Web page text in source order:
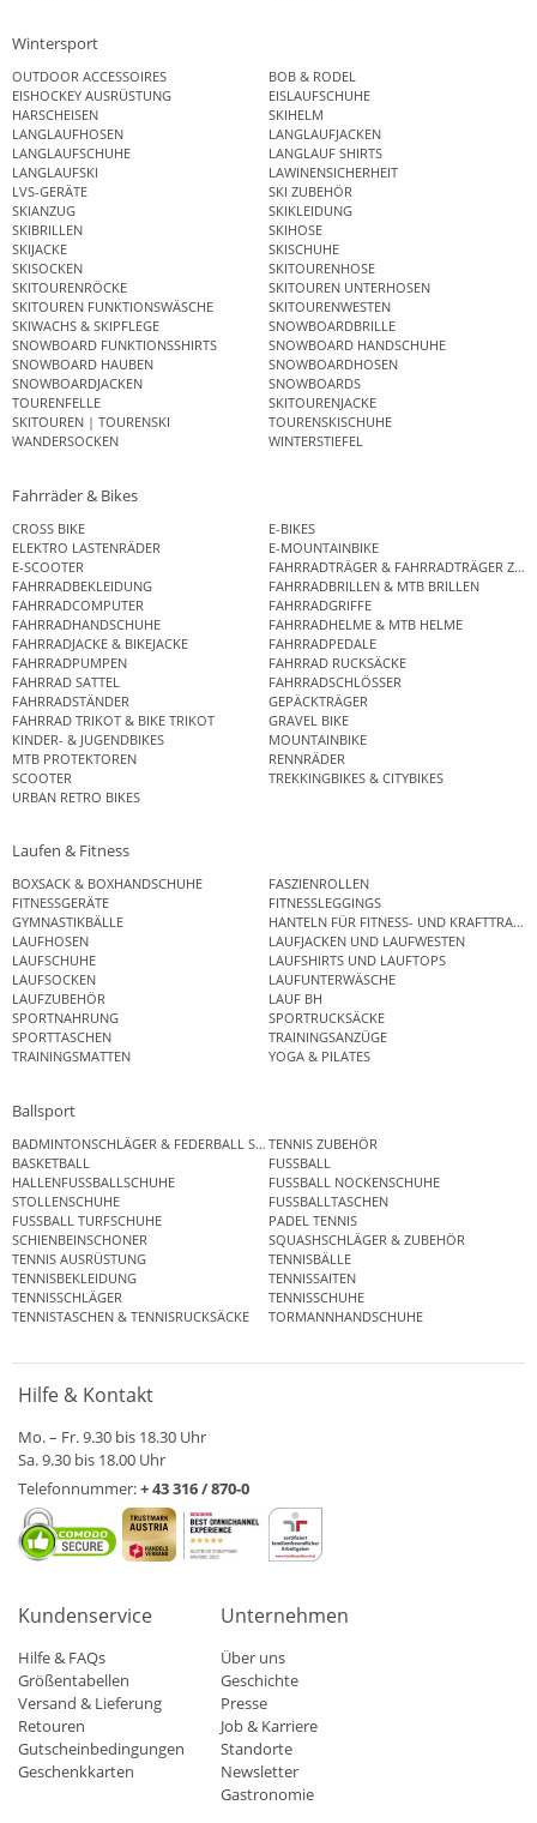
Wintersport
OUTDOOR ACCESSOIRES
BOB & RODEL
EISHOCKEY AUSRÜSTUNG
EISLAUFSCHUHE
HARSCHEISEN
SKIHELM
LANGLAUFHOSEN
LANGLAUFJACKEN
LANGLAUFSCHUHE
LANGLAUF SHIRTS
LANGLAUFSKI
LAWINENSICHERHEIT
LVS-GERÄTE
SKI ZUBEHÖR
SKIANZUG
SKIKLEIDUNG
SKIBRILLEN
SKIHOSE
SKIJACKE
SKISCHUHE
SKISOCKEN
SKITOURENHOSE
SKITOURENRÖCKE
SKITOUREN UNTERHOSEN
SKITOUREN FUNKTIONSWÄSCHE
SKITOURENWESTEN
SKIWACHS & SKIPFLEGE
SNOWBOARDBRILLE
SNOWBOARD FUNKTIONSSHIRTS
SNOWBOARD HANDSCHUHE
SNOWBOARD HAUBEN
SNOWBOARDHOSEN
SNOWBOARDJACKEN
SNOWBOARDS
TOURENFELLE
SKITOURENJACKE
SKITOUREN | TOURENSKI
TOURENSKISCHUHE
WANDERSOCKEN
WINTERSTIEFEL
Fahrräder & Bikes
CROSS BIKE
E-BIKES
ELEKTRO LASTENRÄDER
E-MOUNTAINBIKE
E-SCOOTER
FAHRRADTRÄGER & FAHRRADTRÄGER
FAHRRADBEKLEIDUNG
FAHRRADBRILLEN & MTB BRILLEN
FAHRRADCOMPUTER
FAHRRADGRIFFE
FAHRRADHANDSCHUHE
FAHRRADHELME & MTB HELME
FAHRRADJACKE & BIKEJACKE
FAHRRADPEDALE
FAHRRADPUMPEN
FAHRRAD RUCKSÄCKE
FAHRRAD SATTEL
FAHRRADSCHLÖSSER
FAHRRADSTÄNDER
GEPÄCKTRÄGER
FAHRRAD TRIKOT & BIKE TRIKOT
GRAVEL BIKE
KINDER- & JUGENDBIKES
MOUNTAINBIKE
MTB PROTEKTOREN
RENNRÄDER
SCOOTER
TREKKINGBIKES & CITYBIKES
URBAN RETRO BIKES
Laufen & Fitness
BOXSACK & BOXHANDSCHUHE
FASZIENROLLEN
FITNESSGERÄTE
FITNESSLEGGINGS
GYMNASTIKBÄLLE
HANTELN FÜR FITNESS- UND
LAUFHOSEN
LAUFJACKEN UND LAUFWESTEN
LAUFSCHUHE
LAUFSHIRTS UND LAUFTOPS
LAUFSOCKEN
LAUFUNTERWÄSCHE
LAUFZUBEHÖR
LAUF BH
SPORTNAHRUNG
SPORTRUCKSÄCKE
SPORTTASCHEN
TRAININGSANZÜGE
TRAININGSMATTEN
YOGA & PILATES
Ballsport
BADMINTONSCHLÄGER & FEDERBALL SETSTENNIS ZUBEHÖR
BASKETBALL
FUSSBALL
HALLENFUSSBALLSCHUHE
FUSSBALL NOCKENSCHUHE
STOLLENSCHUHE
FUSSBALLTASCHEN
FUSSBALL TURFSCHUHE
PADEL TENNIS
SCHIENBEINSCHONER
SQUASHSCHLÄGER & ZUBEHÖR
TENNIS AUSRÜSTUNG
TENNISBÄLLE
TENNISBEKLEIDUNG
TENNISSAITEN
TENNISSCHLÄGER
TENNISSCHUHE
TENNISTASCHEN & TENNISRUCKSÄCKE
TORMANNHANDSCHUHE
Hilfe & Kontakt
Mo. – Fr. 9.30 bis 18.30 Uhr
Sa. 9.30 bis 18.00 Uhr
Telefonnummer:+ 43 316 / 870-0
Kundenservice
Hilfe & FAQs
Größentabellen
Versand & Lieferung
Retouren
Gutscheinbedingungen
Geschenkkarten
Unternehmen
Über uns
Geschichte
Presse
Job & Karriere
Standorte
Newsletter
Gastronomie